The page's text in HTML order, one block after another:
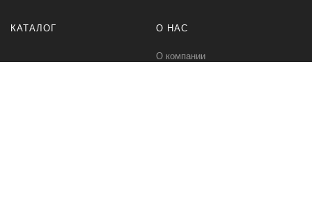
КАТАЛОГ О НАС
О компании